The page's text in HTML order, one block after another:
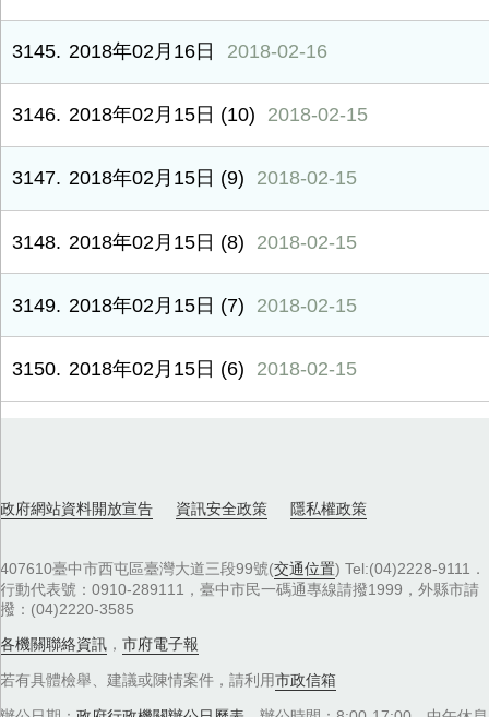
3145 2018年02月16日 2018-02-16
3146 2018年02月15日 (10) 2018-02-15
3147 2018年02月15日 (9) 2018-02-15
3148 2018年02月15日 (8) 2018-02-15
3149 2018年02月15日 (7) 2018-02-15
3150 2018年02月15日 (6) 2018-02-15
政府網站資料開放宣告 資訊安全政策 隱私權政策
407610臺中市西屯區臺灣大道三段99號(交通位置) Tel:(04)2228-9111．
行動代表號：0910-289111，臺中市民一碼通專線請撥1999，外縣市請
撥：(04)2220-3585
各機關聯絡資訊 ， 市府電子報
若有具體檢舉、建議或陳情案件，請利用市政信箱